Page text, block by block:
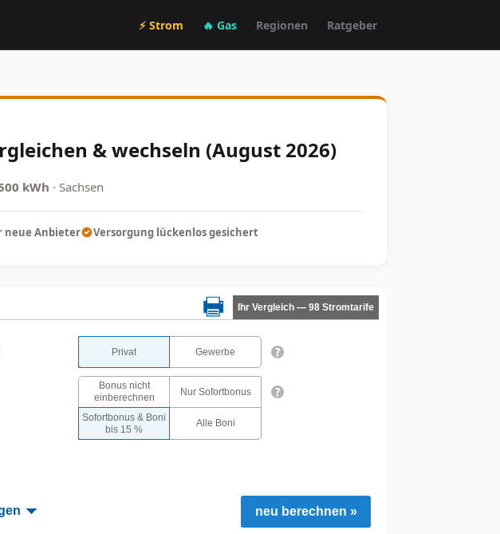
⚡ Strom 🔥 Gas Regionen Ratgeber
& wechseln (August 2026)
kWh · Sachsen
neue Anbieter Versorgung lückenlos gesichert